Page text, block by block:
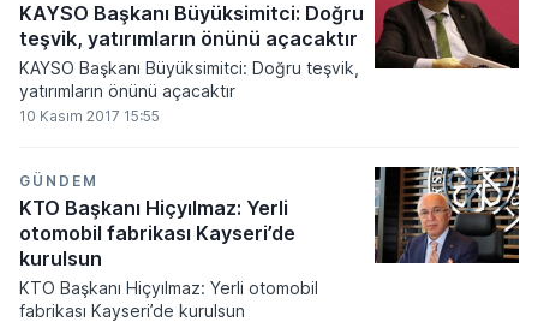
KAYSO Başkanı Büyüksimitci: Doğru
teşvik, yatırımların önünü açacaktır
KAYSO Başkanı Büyüksimitci: Doğru teşvik,
yatırımların önünü açacaktır
10 Kasım 2017 15:55
GÜNDEM
KTO Başkanı Hiçyılmaz: Yerli
otomobil fabrikası Kayseri’de
kurulsun
KTO Başkanı Hiçyılmaz: Yerli otomobil
fabrikası Kayseri’de kurulsun